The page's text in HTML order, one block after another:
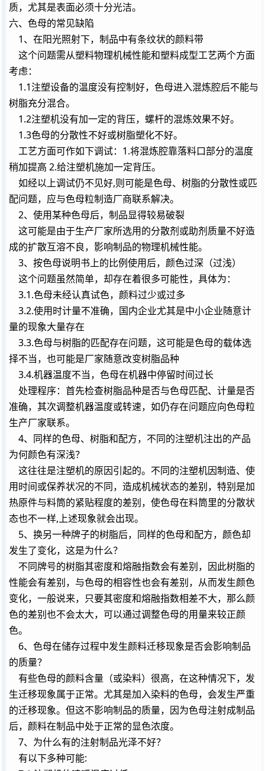
质，尤其是表面必须十分光洁。
六、色母的常见缺陷
1、在阳光照射下，制品中有条纹状的颜料带
这个问题需从塑料物理机械性能和塑料成型工艺两个方面
考虑：
1.1注塑设备的温度没有控制好，色母进入混炼腔后不能与
树脂充分混合。
1.2注塑机没有加一定的背压，螺杆的混炼效果不好。
1.3色母的分散性不好或树脂塑化不好。
工艺方面可作如下调试：1.将混炼腔靠落料口部分的温度
稍加提高 2.给注塑机施加一定背压。
如经以上调试仍不见好,则可能是色母、树脂的分散性或匹
配问题，应与色母粒制造厂商联系解决。
2、使用某种色母后，制品显得较易破裂
这可能是由于生产厂家所选用的分散剂或助剂质量不好造
成的扩散互溶不良，影响制品的物理机械性能。
3、按色母说明书上的比例使用后，颜色过深（过浅）
这个问题虽然简单，却存在着很多可能性，具体为：
3.1.色母未经认真试色，颜料过少或过多
3.2.使用时计量不准确，国内企业尤其是中小企业随意计
量的现象大量存在
3.3.色母与树脂的匹配存在问题，这可能是色母的载体选
择不当，也可能是厂家随意改变树脂品种
3.4.机器温度不当，色母在机器中停留时间过长
处理程序：首先检查树脂品种是否与色母匹配、计量是否
准确，其次调整机器温度或转速，如仍存在问题应向色母粒
生产厂家联系。
4、同样的色母、树脂和配方，不同的注塑机注出的产品
为何颜色有深浅？
这往往是注塑机的原因引起的。不同的注塑机因制造、使
用时间或保养状况的不同，造成机械状态的差别，特别是加
热原件与料筒的紧贴程度的差别，使色母在料筒里的分散状
态也不一样,上述现象就会出现。
5、换另一种牌子的树脂后，同样的色母和配方，颜色却
发生了变化，这是为什么？
不同牌号的树脂其密度和熔融指数会有差别，因此树脂的
性能会有差别，与色母的相容性也会有差别，从而发生颜色
变化，一般说来，只要其密度和熔融指数相差不大，那么颜
色的差别也不会太大，可以通过调整色母的用量来较正颜
色。
6、色母在储存过程中发生颜料迁移现象是否会影响制品
的质量？
有些色母的颜料含量（或染料）很高，在这种情况下，发
生迁移现象属于正常。尤其是加入染料的色母，会发生严重
的迁移现象。但这不影响制品的质量，因为色母注射成制品
后，颜料在制品中处于正常的显色浓度。
7、为什么有的注射制品光泽不好？
有以下多种可能: